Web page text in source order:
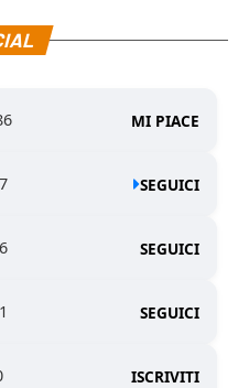
MI PIACE
SEGUICI
SEGUICI
SEGUICI
ISCRIVITI